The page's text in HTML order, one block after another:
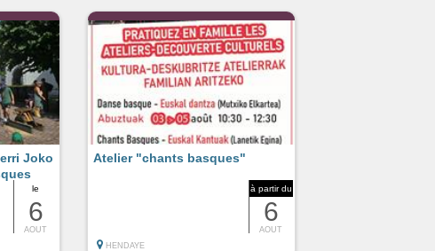
le
6
AOUT
Joko
à partir du
6
AOUT
Atelier "chants basques"
HENDAYE